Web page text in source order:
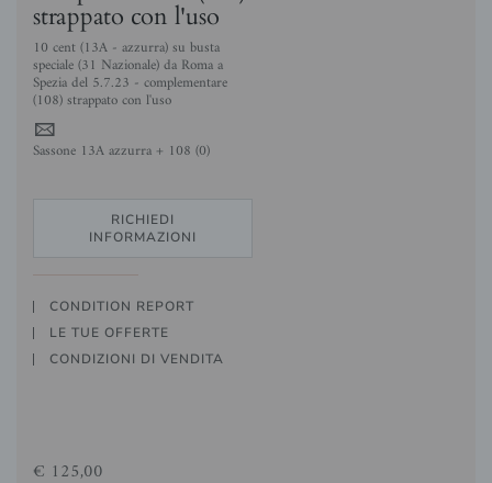
strappato con l'uso
10 cent (13A - azzurra) su busta
speciale (31 Nazionale) da Roma a
Spezia del 5.7.23 - complementare
(108) strappato con l'uso
4
Sassone 13A azzurra + 108 (0)
RICHIEDI
INFORMAZIONI
CONDITION REPORT
LE TUE OFFERTE
CONDIZIONI DI VENDITA
€ 125,00